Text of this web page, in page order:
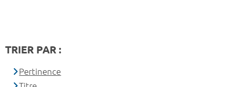
TRIER PAR :
Pertinence